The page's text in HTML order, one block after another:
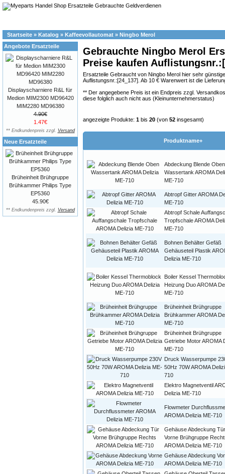
Startseite » Katalog » Kaffeevollautomat » Ningbo Merol
Gebrauchte Ningbo Merol
Preise kaufen
Ersatzteile Gebraucht von Ningbo Merol hier sehr
Auflistungsnr.:[24_137]. Ab 10 € Warenwert ist die
** Der angegebene Preis ist ein Endpreis zzgl.
diese folglich auch nicht aus (Kleinunternehmerstatus)
angezeigte Produkte: 1 bis 20 (von 52 insgesamt)
Produktname+
Abdeckung Blende Oben
Wassertank AROMA
ME-710
Abtropf Gitter AROMA
ME-710
Abtropf Schale
Tropfschale AROMA
ME-710
Bohnen Behälter Gefäß
Gehäuseteil Plastik
Delizia ME-710
Boiler Kessel
Heizung Duo AROMA
ME-710
Brüheinheit Brühgruppe
Brühkammer AROMA
ME-710
Brüheinheit Brühgruppe
Getriebe Motor AROMA
ME-710
Druck Wasserpumpe
50Hz 70W AROMA
710
Elektro Magnetventil
Delizia ME-710
Flowmeter
AROMA Delizia ME-710
Gehäuse Abdeckung Tür
Vorne Brühgruppe
AROMA Delizia ME-710
Gehäuse Abdeckung
AROMA Delizia ME-710
Angebote Ersatzteile
Displayscharniere R&L für
Medion MIM2300 MD96420
MIM2280 MD96380
4.90€
1.47€
** Endkundenpreis zzgl. Versand
Neue Ersatzteile
Brüheinheit Brühgruppe
Brühkammer Philips Type
EP5360
45.90€
** Endkundenpreis zzgl. Versand